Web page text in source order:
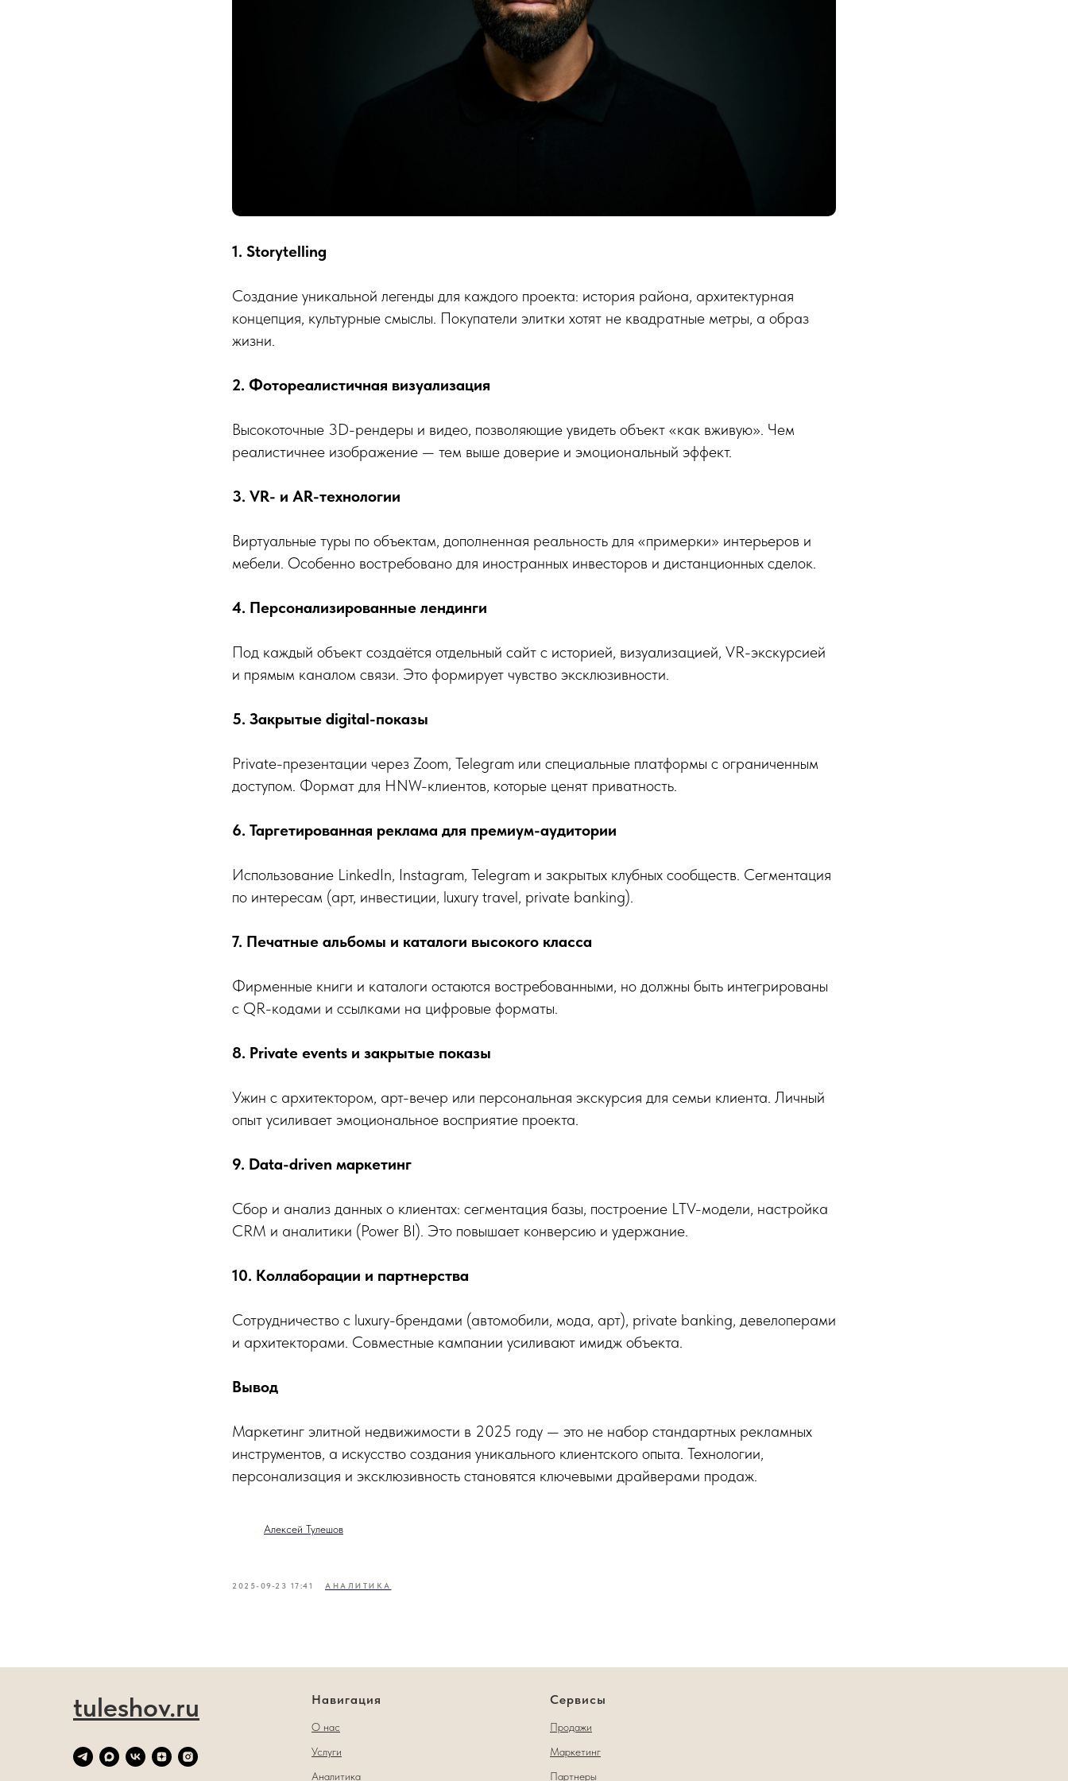
1. Storytelling
Создание уникальной легенды для каждого проекта: история района, архитектурная
концепция, культурные смыслы. Покупатели элитки хотят не квадратные метры, а образ
жизни.
2. Фотореалистичная визуализация
Высокоточные 3D-рендеры и видео, позволяющие увидеть объект «как вживую». Чем
реалистичнее изображение — тем выше доверие и эмоциональный эффект.
3. VR- и AR-технологии
Виртуальные туры по объектам, дополненная реальность для «примерки» интерьеров и
мебели. Особенно востребовано для иностранных инвесторов и дистанционных сделок.
4. Персонализированные лендинги
Под каждый объект создаётся отдельный сайт с историей, визуализацией, VR-экскурсией
и прямым каналом связи. Это формирует чувство эксклюзивности.
5. Закрытые digital-показы
Private-презентации через Zoom, Telegram или специальные платформы с ограниченным
доступом. Формат для HNW-клиентов, которые ценят приватность.
6. Таргетированная реклама для премиум-аудитории
Использование LinkedIn, Instagram, Telegram и закрытых клубных сообществ. Сегментация
по интересам (арт, инвестиции, luxury travel, private banking).
7. Печатные альбомы и каталоги высокого класса
Фирменные книги и каталоги остаются востребованными, но должны быть интегрированы
с QR-кодами и ссылками на цифровые форматы.
8. Private events и закрытые показы
Ужин с архитектором, арт-вечер или персональная экскурсия для семьи клиента. Личный
опыт усиливает эмоциональное восприятие проекта.
9. Data-driven маркетинг
Сбор и анализ данных о клиентах: сегментация базы, построение LTV-модели, настройка
CRM и аналитики (Power BI). Это повышает конверсию и удержание.
10. Коллаборации и партнерства
Сотрудничество с luxury-брендами (автомобили, мода, арт), private banking, девелоперами
и архитекторами. Совместные кампании усиливают имидж объекта.
Вывод
Маркетинг элитной недвижимости в 2025 году — это не набор стандартных рекламных
инструментов, а искусство создания уникального клиентского опыта. Технологии,
персонализация и эксклюзивность становятся ключевыми драйверами продаж.
Алексей Тулешов
2025-09-23 17:41 АНАЛИТИКА
tuleshov.ru Навигация
О нас
Услуги
Аналитика
Сервисы
Продажи
Маркетинг
Партнеры